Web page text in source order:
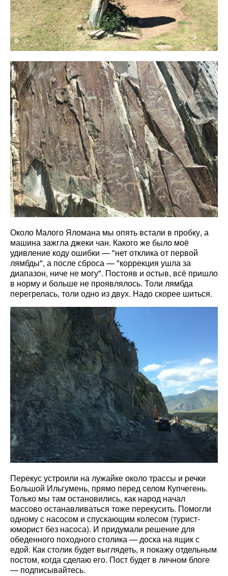
Около Малого Яломана мы опять встали в пробку, а
машина зажгла джеки чан. Какого же было моё
удивление коду ошибки — "нет отклика от первой
лямбды", а после сброса — "коррекция ушла за
диапазон, ниче не могу". Постояв и остыв, всё пришло
в норму и больше не проявлялось. Толи лямбда
перегрелась, толи одно из двух. Надо скорее шиться.
Перекус устроили на лужайке около трассы и речки
Большой Ильгумень, прямо перед селом Купчегень.
Только мы там остановились, как народ начал
массово останавливаться тоже перекусить. Помогли
одному с насосом и спускающим колесом (турист-
юморист без насоса). И придумали решение для
обеденного походного столика — доска на ящик с
едой. Как столик будет выглядеть, я покажу отдельным
постом, когда сделаю его. Пост будет в личном блоге
— подписывайтесь.